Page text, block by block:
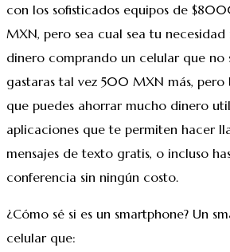
con los sofisticados equipos de
MXN, pero sea cual sea tu
dinero comprando un celular que no
gastaras tal vez 500 MXN más, pero
que puedes ahorrar mucho dinero
aplicaciones que te permiten hacer
mensajes de texto gratis, o incluso
conferencia sin ningún costo.
¿Cómo sé si es un smartphone? Un
celular que: